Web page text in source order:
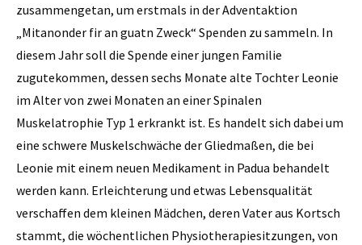
zusammengetan, um erstmals in der Adventaktion
„Mitanonder fir an guatn Zweck“ Spenden zu sammeln. In
diesem Jahr soll die Spende einer jungen Familie
zugutekommen, dessen sechs Monate alte Tochter Leonie
im Alter von zwei Monaten an einer Spinalen
Muskelatrophie Typ 1 erkrankt ist. Es handelt sich dabei um
eine schwere Muskelschwäche der Gliedmaßen, die bei
Leonie mit einem neuen Medikament in Padua behandelt
werden kann. Erleichterung und etwas Lebensqualität
verschaffen dem kleinen Mädchen, deren Vater aus Kortsch
stammt, die wöchentlichen Physiotherapiesitzungen, von